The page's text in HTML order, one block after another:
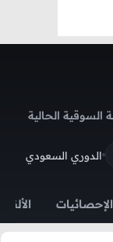
الدوري السعودي
الإحصائيات